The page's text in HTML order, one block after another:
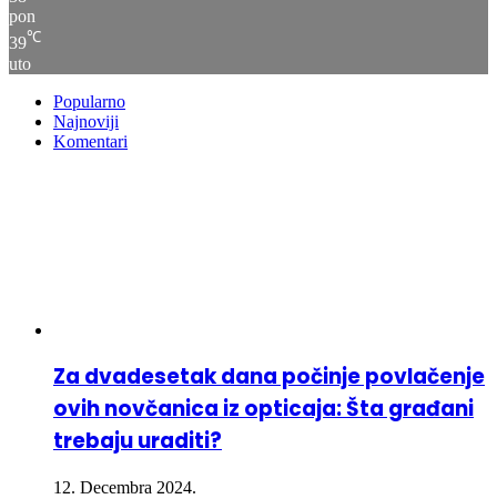
pon
39℃
uto
Popularno
Najnoviji
Komentari
Za dvadesetak dana počinje povlačenje
ovih novčanica iz opticaja: Šta građani
trebaju uraditi?
12. Decembra 2024.